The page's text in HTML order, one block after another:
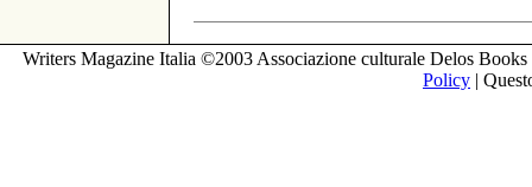
Writers Magazine Italia ©2003 Associazione culturale Delos
Policy |